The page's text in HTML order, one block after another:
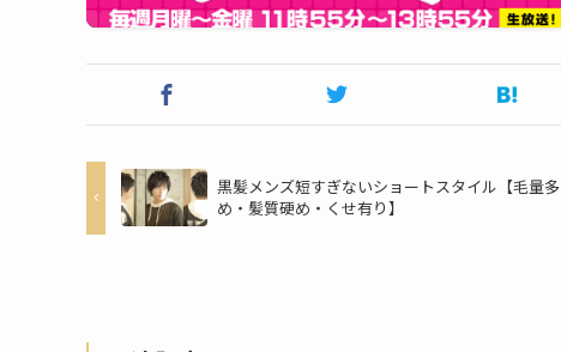
黒髪メンズ短すぎないショートスタイル【毛量多
め・髪質硬め・くせ有り】